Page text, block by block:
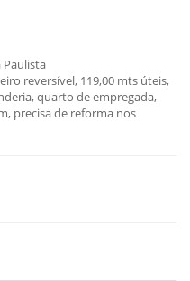
Paulista
reversível, 119,00 mts úteis,
quarto de empregada,
precisa de reforma nos